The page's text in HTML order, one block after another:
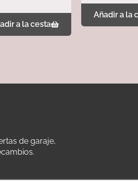
a la cesta
Añadir a la
de garaje,